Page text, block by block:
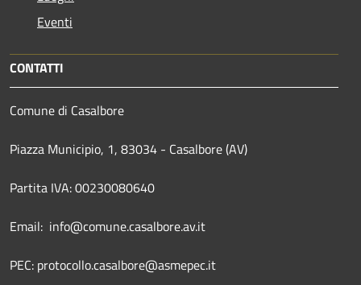
Eventi
CONTATTI
Comune di Casalbore
Piazza Municipio, 1, 83034 - Casalbore (AV)
Partita IVA: 00230080640
Email: info@comune.casalbore.av.it
PEC: protocollo.casalbore@asmepec.it